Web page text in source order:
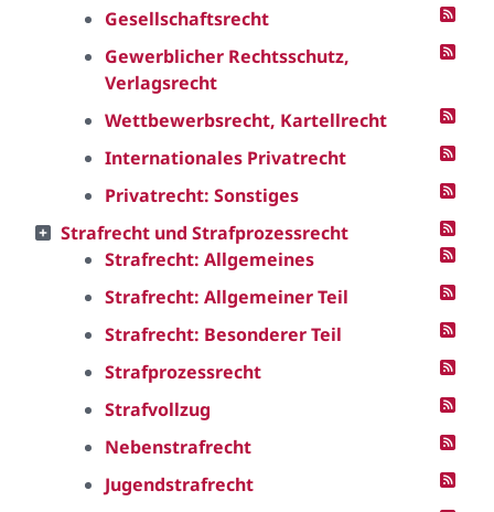
Gesellschaftsrecht
Gewerblicher Rechtsschutz,
Verlagsrecht
Wettbewerbsrecht, Kartellrecht
Internationales Privatrecht
Privatrecht: Sonstiges
Strafrecht und Strafprozessrecht
Strafrecht: Allgemeines
Strafrecht: Allgemeiner Teil
Strafrecht: Besonderer Teil
Strafprozessrecht
Strafvollzug
Nebenstrafrecht
Jugendstrafrecht